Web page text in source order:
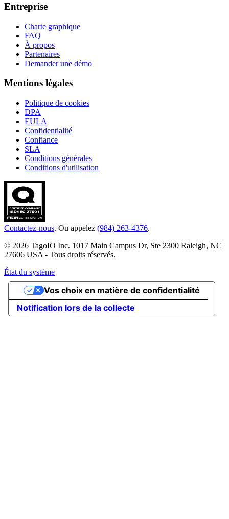
Entreprise
Charte graphique
FAQ
À propos
Partenaires
Demander une démo
Mentions légales
Politique de cookies
DPA
EULA
Confidentialité
Confiance
SLA
Conditions générales
Conditions d'utilisation
Contactez-nous. Ou appelez (984) 263-4376.
© 2026 TagoIO Inc. 1017 Main Campus Dr, Ste 2300 Raleigh, NC
27606 USA - Tous droits réservés.
État du système
Notification lors de la collecte
Vos choix en matière de confidentialité